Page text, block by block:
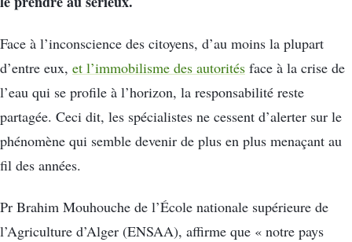
Face à l’inconscience des citoyens, d’au moins la plupart
d’entre eux, et l’immobilisme des autorités face à la crise de
l’eau qui se profile à l’horizon, la responsabilité reste
partagée. Ceci dit, les spécialistes ne cessent d’alerter sur le
phénomène qui semble devenir de plus en plus menaçant au
fil des années.
Pr Brahim Mouhouche de l’École nationale supérieure de
l’Agriculture d’Alger (ENSAA), affirme que « notre pays